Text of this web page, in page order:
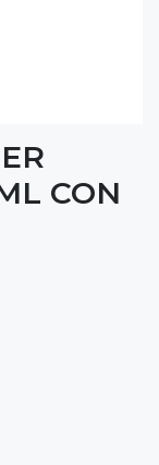
CON